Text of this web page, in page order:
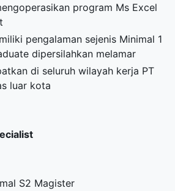
program Ms Excel
pengalaman sejenis Minimal 1
dipersilahkan melamar
di seluruh wilayah kerja PT
luar kota
S2 Magister